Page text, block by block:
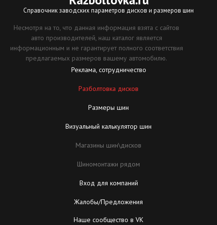
Справочник заводских параметров дисков и размеров шин
Несмотря на то, что данная информация взята с сайтов
авто производителей, наш каталог является
информационным и не гарантирует полного соответствия
предлагаемых размеров вашему автомобилю.
Реклама, сотрудничество
Разболтовка дисков
Размеры шин
Визуальный калькулятор шин
Магазины шин\дисков
Шиномонтажи рядом
Вход для компаний
Жалобы/Предложения
Наше сообщество в VK